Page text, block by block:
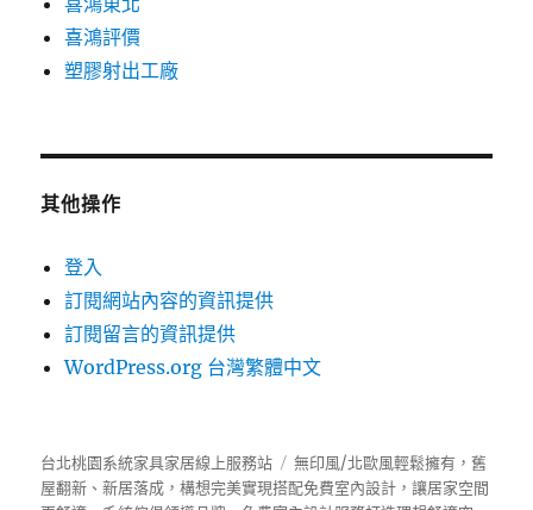
喜鴻評價
塑膠射出工廠
其他操作
登入
訂閱網站內容的資訊提供
訂閱留言的資訊提供
WordPress.org 台灣繁體中文
台北桃園系統家具家居線上服務站
無印風/北歐風輕鬆擁有，舊
屋翻新、新居落成，構想完美實現搭配免費室內設計，讓居家空間